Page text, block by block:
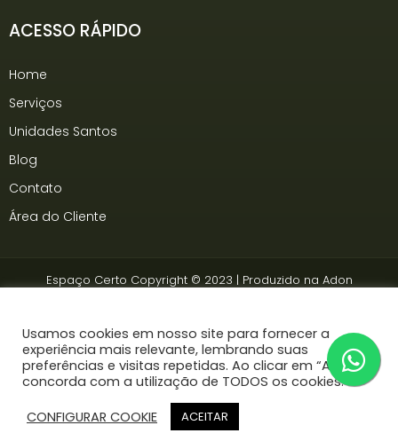
ACESSO RÁPIDO
Home
Serviços
Unidades Santos
Blog
Contato
Área do Cliente
Espaço Certo Copyright © 2023 | Produzido na Adon
Usamos cookies em nosso site para fornecer a
experiência mais relevante, lembrando suas
preferências e visitas repetidas. Ao clicar em “Aceitar”,
concorda com a utilização de TODOS os cookies.
CONFIGURAR COOKIE
ACEITAR